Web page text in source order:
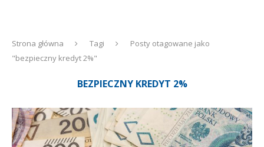
Strona główna Tagi
Posty otagowane jako
"bezpieczny kredyt 2%"
BEZPIECZNY KREDYT 2%